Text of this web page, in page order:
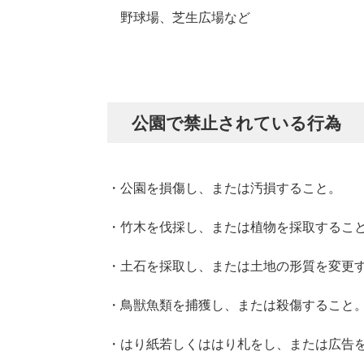
野球場、芝生広場など
公園で禁止されている行為
・公園を損傷し、または汚損すること。
・竹木を伐採し、または植物を採取すること
・土石を採取し、または土地の形質を変更
・鳥獣魚類を捕獲し、または殺傷すること。
・はり紙若しくははり札をし、または広告